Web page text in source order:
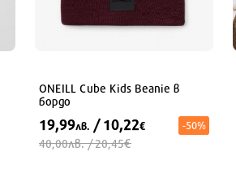
ONEILL Cube Kids Beanie в
бордо
19,99лв. / 10,22€
40,00лв./ 20,45€
-50%